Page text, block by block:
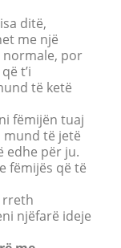
ditë,
me një
normale, por
t’i
të ketë
fëmijën tuaj
të jetë
edhe për ju.
fëmijës që të
rreth
njëfarë ideje